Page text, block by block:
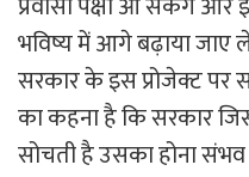
भविष्य में आगे बढ़ाया जाए
सरकार के इस प्रोजेक्ट पर
का कहना है कि सरकार
सोचती है उसका होना संभव